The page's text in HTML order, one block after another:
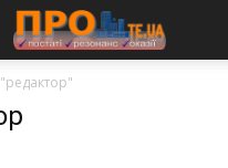
"редактор"